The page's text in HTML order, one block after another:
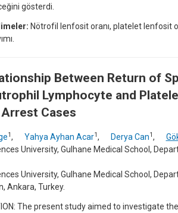
gösterdi.
Nötrofil lenfosit oranı, platelet lenfosit
Between Return of
Lymphocyte and
Cases
1, Yahya Ayhan Acar1, Derya Can1,
University, Gulhane Medical School,
University, Gulhane Medical School,
Ankara, Turkey.
The present study aimed to investigate